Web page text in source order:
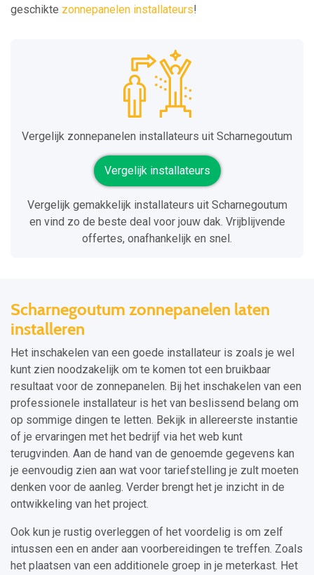
geschikte zonnepanelen installateurs!
Vergelijk zonnepanelen installateurs uit Scharnegoutum
Vergelijk installateurs
Vergelijk gemakkelijk installateurs uit Scharnegoutum
en vind zo de beste deal voor jouw dak. Vrijblijvende
offertes, onafhankelijk en snel.
Scharnegoutum zonnepanelen laten
installeren
Het inschakelen van een goede installateur is zoals je wel
kunt zien noodzakelijk om te komen tot een bruikbaar
resultaat voor de zonnepanelen. Bij het inschakelen van een
professionele installateur is het van beslissend belang om
op sommige dingen te letten. Bekijk in allereerste instantie
of je ervaringen met het bedrijf via het web kunt
terugvinden. Aan de hand van de genoemde gegevens kan
je eenvoudig zien aan wat voor tariefstelling je zult moeten
denken voor de aanleg. Verder brengt het je inzicht in de
ontwikkeling van het project.
Ook kun je rustig overleggen of het voordelig is om zelf
intussen een en ander aan voorbereidingen te treffen. Zoals
het plaatsen van een additionele groep in je meterkast. Het